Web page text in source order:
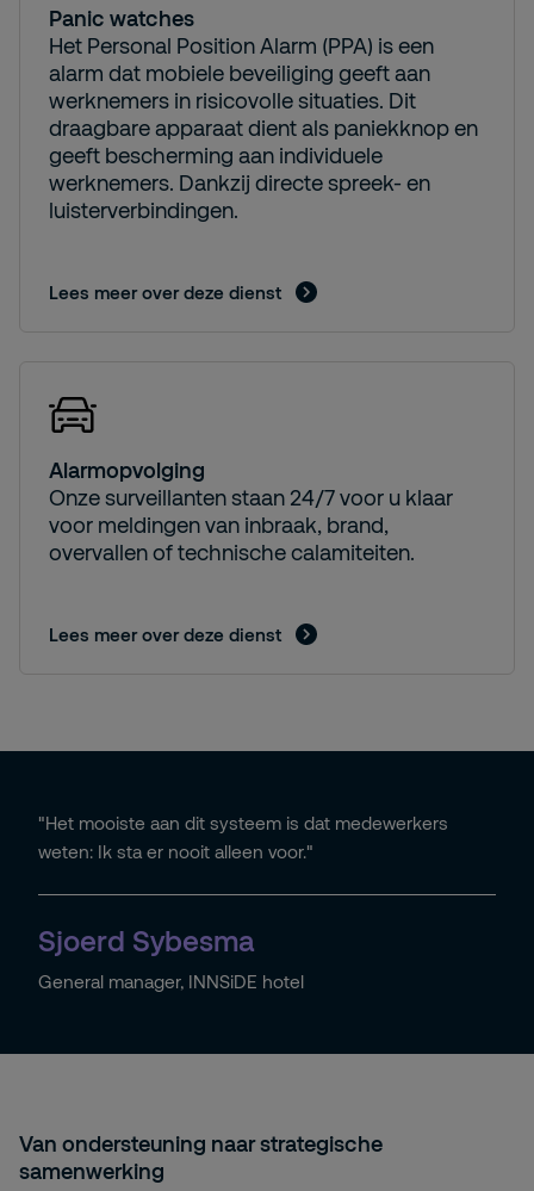
Panic watches
Het Personal Position Alarm (PPA) is een
alarm dat mobiele beveiliging geeft aan
werknemers in risicovolle situaties. Dit
draagbare apparaat dient als paniekknop en
geeft bescherming aan individuele
werknemers. Dankzij directe spreek- en
luisterverbindingen.
Lees meer over deze dienst
Alarmopvolging
Onze surveillanten staan 24/7 voor u klaar
voor meldingen van inbraak, brand,
overvallen of technische calamiteiten.
Lees meer over deze dienst
"Het mooiste aan dit systeem is dat medewerkers
weten: Ik sta er nooit alleen voor."
Sjoerd Sybesma
General manager, INNSiDE hotel
Van ondersteuning naar strategische
samenwerking